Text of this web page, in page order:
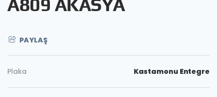
A809 AKASYA
PAYLAŞ
Plaka Kastamonu Entegre